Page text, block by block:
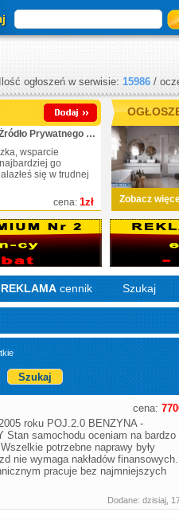
Ilość ogłoszeń w serwisie: 15986 /
cena: 1zł
Twoje Zaufane Źródło Prywatnego Finansowania
wsparcie
go
się w trudnej
Zobacz
REKLAMA cennik Szukaj
roku POJ.2.0 BENZYNA -
Stan samochodu oceniam na bardzo
potrzebne naprawy były
nie wymaga nakładów finansowych.
pracuje bez najmniejszych
cena:
Dodane: dzisiaj,